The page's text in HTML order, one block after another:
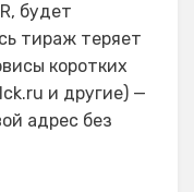
будет
тираж теряет
коротких
и другие) —
адрес без